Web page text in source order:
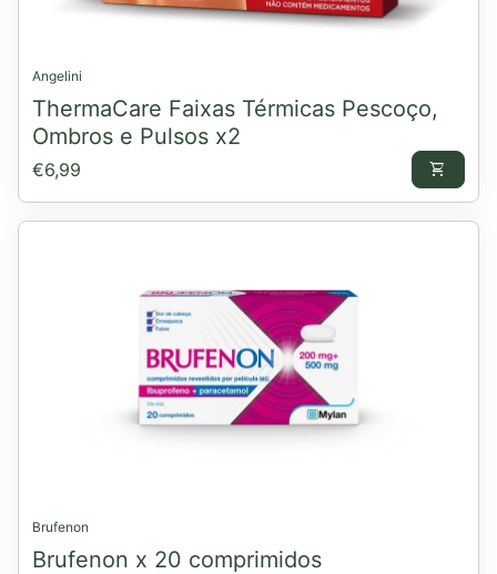
Angelini
ThermaCare Faixas Térmicas Pescoço,
Ombros e Pulsos x2
Preço normal
€6,99 shopping_cart
Brufenon
Brufenon x 20 comprimidos